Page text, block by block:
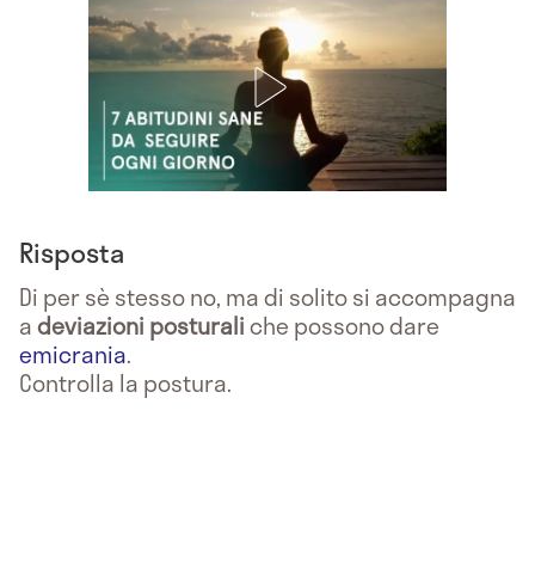
Risposta
Di per sè stesso no, ma di solito si accompagna
adeviazioni posturaliche possono dare
emicrania.
Controlla la postura.